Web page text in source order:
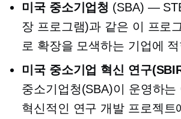
미국 중소기업청 (SBA) —
장 프로그램)과 같은 이 프로
로 확장을 모색하는 기업에
미국 중소기업 혁신 연구
중소기업청(SBA)이 운영하는
혁신적인 연구 개발 프로젝트